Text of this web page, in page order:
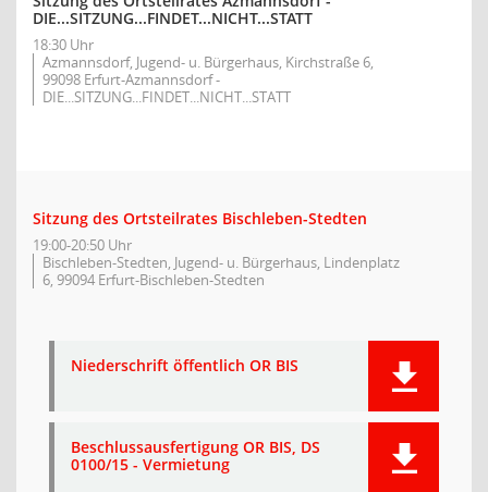
DIE...SITZUNG...FINDET...NICHT...STATT
18:30 Uhr
Azmannsdorf, Jugend- u. Bürgerhaus, Kirchstraße 6,
99098 Erfurt-Azmannsdorf -
DIE...SITZUNG...FINDET...NICHT...STATT
Sitzung des Ortsteilrates Bischleben-Stedten
19:00-20:50 Uhr
Bischleben-Stedten, Jugend- u. Bürgerhaus, Lindenplatz
6, 99094 Erfurt-Bischleben-Stedten
Niederschrift öffentlich OR BIS
Beschlussausfertigung OR BIS, DS
0100/15 - Vermietung